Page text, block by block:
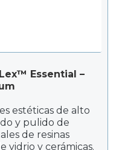
Essential –
estéticas de alto
y pulido de
de resinas
vidrio y cerámicas.